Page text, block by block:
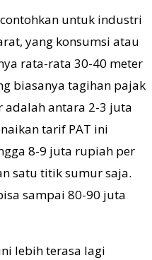
untuk industri
yang konsumsi atau
rata-rata 30-40 meter
biasanya tagihan pajak
antara 2-3 juta
tarif PAT ini
8-9 juta rupiah per
satu titik sumur saja.
sampai 80-90 juta
lebih terasa lagi